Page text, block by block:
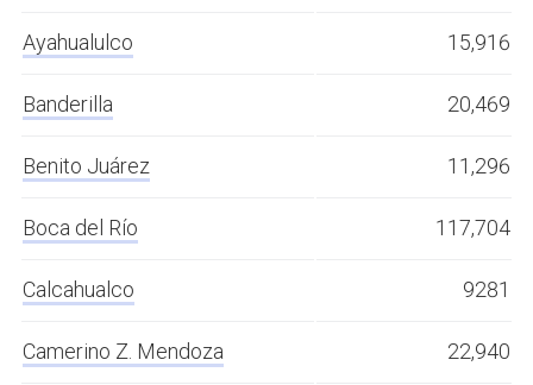
Ayahualulco 15,916
Banderilla 20,469
Benito Juárez 11,296
Boca del Río 117,704
Calcahualco 9281
Camerino Z. Mendoza 22,940